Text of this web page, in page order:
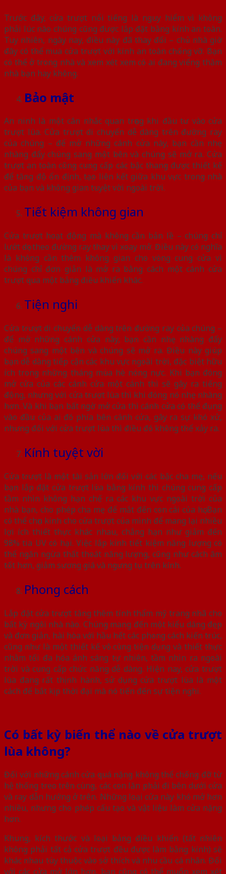
Trước đây, cửa trượt nổi tiếng là nguy hiểm vì không
phải lúc nào chúng cũng được lắp đặt bằng kính an toàn.
Tuy nhiên, ngày nay, điều này đã thay đổi – chủ nhà giờ
đây có thể mua cửa trượt với kính an toàn chống vỡ. Bạn
có thể ở trong nhà và xem xét xem có ai đang viếng thăm
nhà bạn hay không.
Bảo mật
An ninh là một cân nhắc quan trọng khi đầu tư vào cửa
trượt lùa. Cửa trượt di chuyển dễ dàng trên đường ray
của chúng – để mở những cánh cửa này, bạn cần nhẹ
nhàng đẩy chúng sang một bên và chúng sẽ mở ra. Cửa
trượt an toàn cũng cung cấp các bậc thang được thiết kế
để tăng độ ổn định, tạo liên kết giữa khu vực trong nhà
của bạn và không gian tuyệt vời ngoài trời.
Tiết kiệm không gian
Cửa trượt hoạt động mà không cần bản lề – chúng chỉ
lướt dọc theo đường ray thay vì xoay mở. Điều này có nghĩa
là không cần thêm không gian cho vòng cung cửa vì
chúng chỉ đơn giản là mở ra bằng cách một cánh cửa
trượt qua một bảng điều khiển khác.
Tiện nghi
Cửa trượt di chuyển dễ dàng trên đường ray của chúng –
để mở những cánh cửa này, bạn cần nhẹ nhàng đẩy
chúng sang một bên và chúng sẽ mở ra. Điều này giúp
bạn dễ dàng tiếp cận các khu vực ngoài trời, đặc biệt hữu
ích trong những tháng mùa hè nóng nực. Khi bạn đóng
mở cửa của các cánh cửa một cánh thì sẽ gây ra tiếng
động, nhưng với cửa trượt lùa thì khi đóng nó nhẹ nhàng
hơn. Và khi bạn bất ngờ mở cửa thì cánh cửa có thể đụng
vào đầu của ai đó phía bên cánh cửa, gây ra sự khó xử,
nhưng đối với cửa trượt lùa thì điều đó không thể xảy ra.
Kính tuyệt vời
Cửa trượt là một tài sản lớn đối với các bậc cha mẹ, nếu
bạn lắp đặt cửa trượt lùa bằng kính thì chúng cung cấp
tầm nhìn không hạn chế ra các khu vực ngoài trời của
nhà bạn, cho phép cha mẹ để mắt đến con cái của họ. Bạn
có thể chọn kính cho cửa trượt của mình để mang lại nhiều
lợi ích thiết thực khác nhau, chẳng hạn như giảm đến
98% tia UV có hại. Việc lắp kính tiết kiệm năng lượng có
thể ngăn ngừa thất thoát năng lượng, cũng như cách âm
tốt hơn, giảm sương giá và ngưng tụ trên kính.
Phong cách
Lắp đặt cửa trượt tăng thêm tính thẩm mỹ trang nhã cho
bất kỳ ngôi nhà nào. Chúng mang đến một kiểu dáng đẹp
và đơn giản, hài hòa với hầu hết các phong cách kiến ​​trúc,
cũng như là một thiết kế vô cùng tiện dụng và thiết thực
nhằm tối đa hóa ánh sáng tự nhiên, tầm nhìn ra ngoài
trời và cung cấp chức năng dễ dàng. Hiện nay, cửa trượt
lùa đang rất thịnh hành, sử dụng cửa trượt lùa là một
cách để bắt kịp thời đại mà nó tiến đến sự tiện nghi.
Có bất kỳ biến thể nào về cửa trượt
lùa không?
Đối với những cánh cửa quá nặng không thể chống đỡ từ
hệ thống treo trên cùng, các con lăn phải đi bên dưới cửa
và ray dẫn hướng ở trên. Những loại cửa này khó mở hơn
nhiều, nhưng cho phép cấu tạo và vật liệu làm cửa nặng
hơn.
Khung, kích thước và loại bảng điều khiển (tất nhiên
không phải tất cả cửa trượt đều được làm bằng kính) sẽ
khác nhau tùy thuộc vào sở thích và nhu cầu cá nhân. Đối
với các cửa mở lớn hơn, bạn cũng có thể muốn xem xét